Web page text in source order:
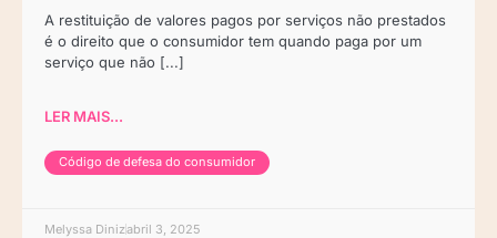
A restituição de valores pagos por serviços não prestados
é o direito que o consumidor tem quando paga por um
serviço que não [...]
LER MAIS...
Código de defesa do consumidor
Melyssa Dinizabril 3, 2025